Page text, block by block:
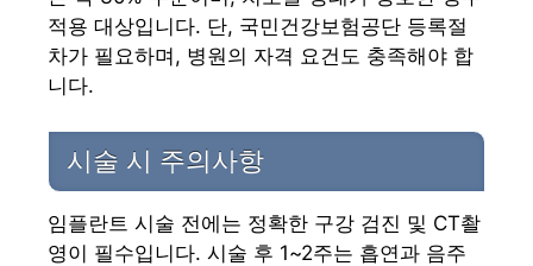
적용 대상입니다. 단, 국민건강보험공단 등록절
차가 필요하며, 병원의 자격 요건도 충족해야 합
니다.
시술 시 주의사항
임플란트 시술 전에는 정확한 구강 검진 및 CT촬
영이 필수입니다. 시술 후 1~2주는 흡연과 음주